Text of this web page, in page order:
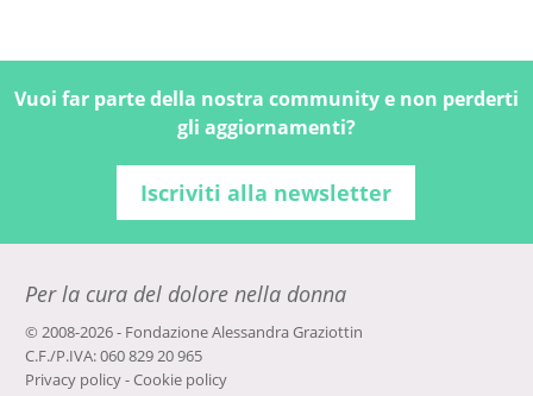
Vuoi far parte della nostra community e non perderti
gli aggiornamenti?
Iscriviti alla newsletter
Per la cura del dolore nella donna
© 2008-2026 - Fondazione Alessandra Graziottin
C.F./P.IVA: 060 829 20 965
Privacy policy-Cookie policy